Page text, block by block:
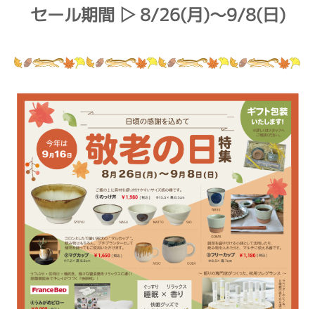
セール期間 ▷ 8/26(月)～9/8(日)